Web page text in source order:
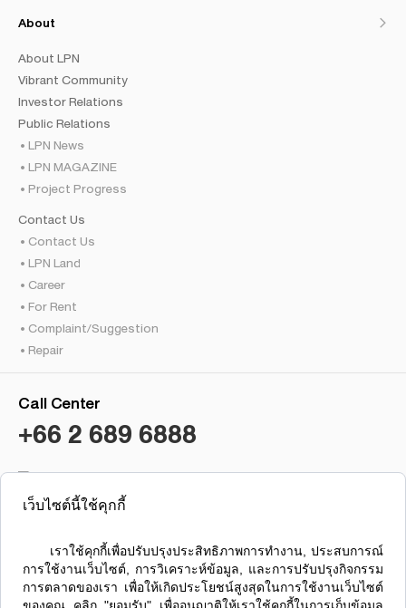
About
About LPN
Vibrant Community
Investor Relations
Public Relations
LPN News
LPN MAGAZINE
Project Progress
Contact Us
Contact Us
LPN Land
Career
For Rent
Complaint/Suggestion
Repair
Call Center
+66 2 689 6888
เว็บไซต์นี้ใช้คุกกี้
การใช้งานเว็บไซต์, การวิเคราะห์ข้อมูล, และการปรับปรุงกิจกรรม
การตลาดของเรา เพื่อให้เกิดประโยชน์สูงสุดในการใช้งานเว็บไซต์